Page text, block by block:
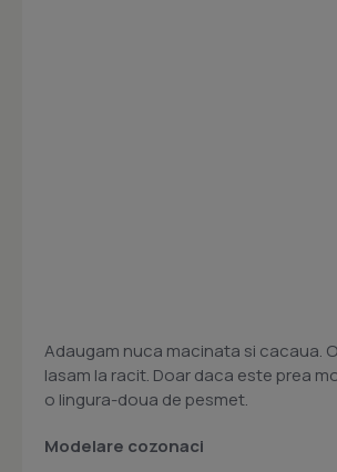
Adaugam nuca macinata si cacaua.
lasam la racit. Doar daca este prea
o lingura-doua de pesmet.
Modelare cozonaci